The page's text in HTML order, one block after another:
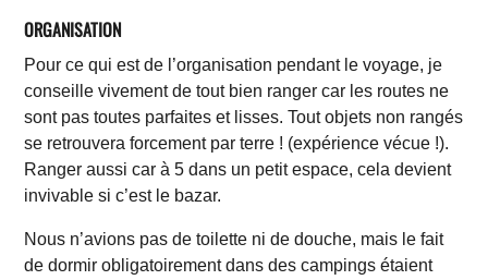
ORGANISATION
Pour ce qui est de l’organisation pendant le voyage, je
conseille vivement de tout bien ranger car les routes ne
sont pas toutes parfaites et lisses. Tout objets non rangés
se retrouvera forcement par terre ! (expérience vécue !).
Ranger aussi car à 5 dans un petit espace, cela devient
invivable si c’est le bazar.
Nous n’avions pas de toilette ni de douche, mais le fait
de dormir obligatoirement dans des campings étaient